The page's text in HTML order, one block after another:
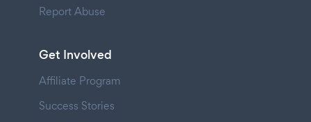
Report Abuse
Get Involved
Affiliate Program
Success Stories